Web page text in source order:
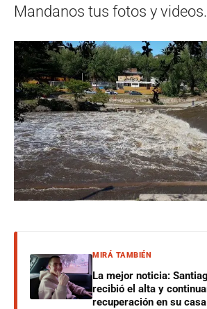
Mandanos tus fotos y videos.
MIRÁ TAMBIÉN
La mejor noticia:
recibió el alta y
recuperación en su casa